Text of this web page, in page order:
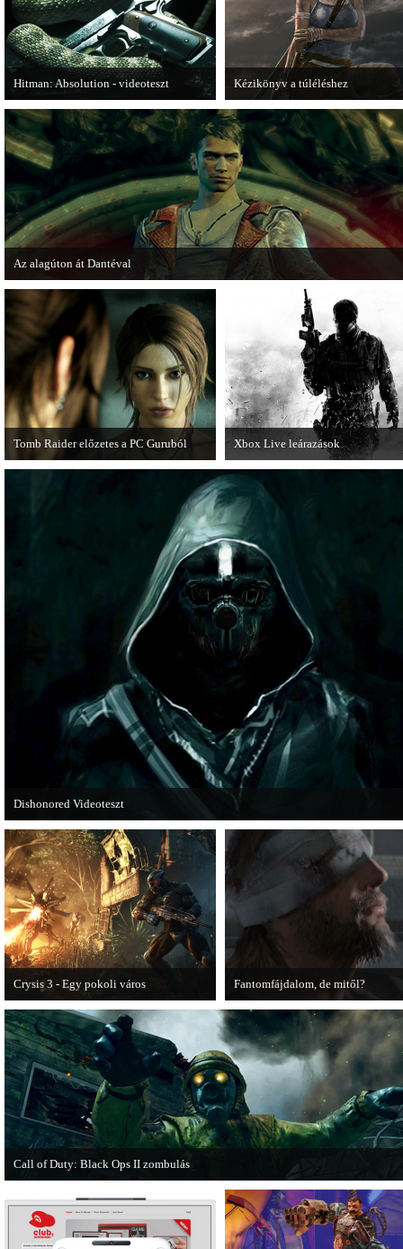
Hitman: Absolution - videoteszt
A PC Gurutól Bate és Chris mutatják be
a legújabb Hitmant.
Kézikönyv a túléléshez
A Tomb Raider sem ússza meg a
manapság már kötelező
Az alagúton át Dantéval
A Devil May Cry újragondolás új játékmenet-videóval jelentkezik.
Tomb Raider előzetes a PC Guruból
mely cikkből most egy részletet online
Xbox Live leárazások
December 18-án az Xbox Live
rendszerében is elkezdődnek a
karácsonyi akciózások.
Dishonored Videoteszt
Chris és Wilson bemutatja a 2012-es év egyik legnagyobb meglepetését.
Dishonored videoteszt!
Crysis 3 - Egy pokoli város
A Crysis 3 Hét Csodája videosorozat
első része újabb lélegzetelállító
pillanatokat mutat be a játékból.
Fantomfájdalom, de mitől?
A PC Guru utánajárt Kodzsima
videójának.
Call of Duty: Black Ops II zombulás
Egy DLC formájában jelent meg a Call of Duty: Black Ops II Nuketown